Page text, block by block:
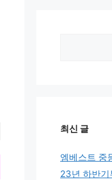
최신 글
엠베스트 중
23년 하반기